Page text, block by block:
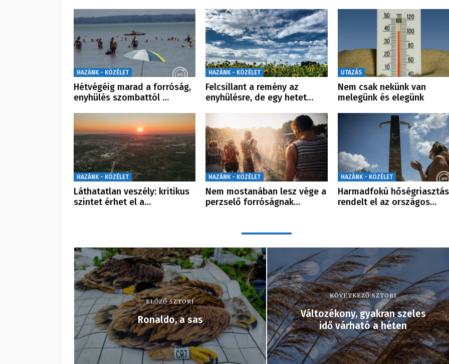
HAZÁNK - KÖZÉLET
Hétvégéig marad a forróság,
enyhülés szombattól …
HAZÁNK - KÖZÉLET
Felcsillant a remény az
enyhülésre, de egy hetet…
UTAZÁS
Nem csak nekünk van
melegünk és elegünk
HAZÁNK - KÖZÉLET
Láthatatlan veszély: kritikus
szintet érhet el a…
HAZÁNK - KÖZÉLET
Nem mostanában lesz vége a
perzselő forróságnak…
HAZÁNK - KÖZÉLET
Harmadfokú
rendelt el az országos…
ELŐZŐ SZTORI
Ronaldo, a sas
KÖVETKEZŐ SZTORI
Változékony, gyakran szeles
idő várható a héten